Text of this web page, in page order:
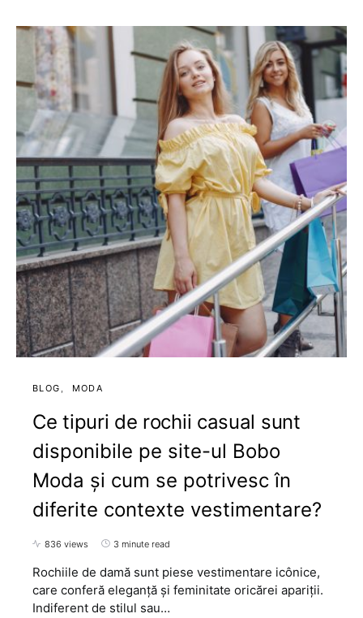
BLOG MODA
Ce tipuri de rochii casual sunt
disponibile pe site-ul Bobo
Moda și cum se potrivesc în
diferite contexte vestimentare?
836 views 3 minute read
Rochiile de damă sunt piese vestimentare icônice,
care conferă eleganță și feminitate oricărei apariții.
Indiferent de stilul sau…